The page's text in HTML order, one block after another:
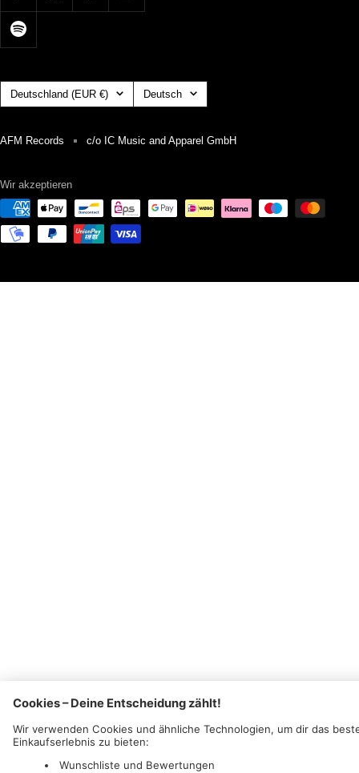
Land/Region Deutschland (EUR €) Sprache
Deutsch
AFM Records c/o IC Music and Apparel GmbH
Wir akzeptieren